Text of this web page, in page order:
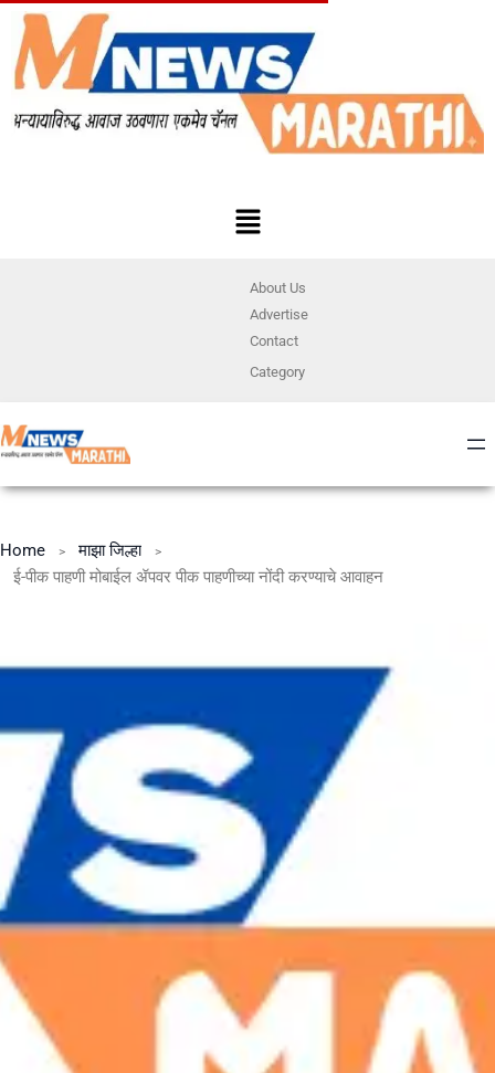
About Us
Advertise
Contact
Category
Home
माझा जिल्हा
ई-पीक पाहणी मोबाईल ॲपवर पीक पाहणीच्या नोंदी करण्याचे आवाहन